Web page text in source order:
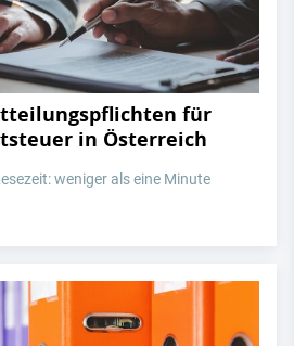
für
in Österreich
weniger als eine Minute